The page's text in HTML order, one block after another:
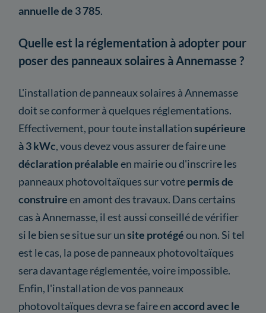
annuelle de 3 785.
Quelle est la réglementation à adopter pour
poser des panneaux solaires à Annemasse ?
L'installation de panneaux solaires à Annemasse
doit se conformer à quelques réglementations.
Effectivement, pour toute installationsupérieure
à 3 kWc, vous devez vous assurer de faire une
déclaration préalableen mairie ou d'inscrire les
panneaux photovoltaïques sur votrepermis de
construireen amont des travaux. Dans certains
cas à Annemasse, il est aussi conseillé de vérifier
si le bien se situe sur unsite protégéou non. Si tel
est le cas, la pose de panneaux photovoltaïques
sera davantage réglementée, voire impossible.
Enfin, l'installation de vos panneaux
photovoltaïques devra se faire enaccord avec le